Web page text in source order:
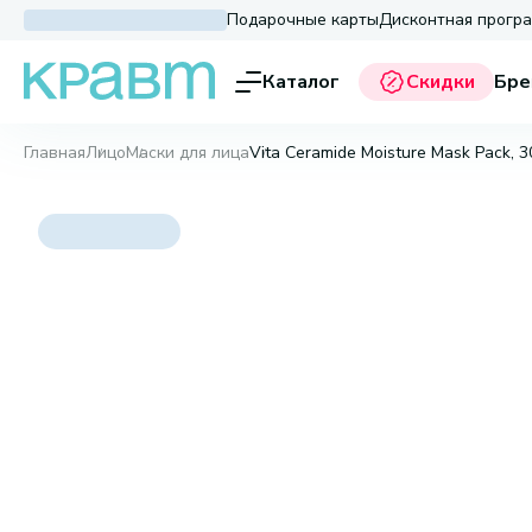
Подарочные картыДисконтная
Каталог Скидки
ГлавнаяЛицоМаски для лицаVita Ceramide Moisture Mask Pack,